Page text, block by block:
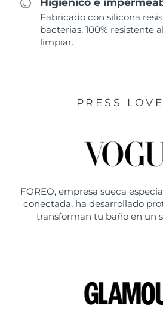
Fabricado con silicona
bacterias, 100% resistente
limpiar.
PRESS
FOREO, empresa sueca
conectada, ha desarrollado
transforman tu baño en un